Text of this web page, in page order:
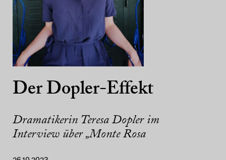
Der Dopler-Effekt
Dramatikerin Teresa Dopler im
Interview über „Monte Rosa